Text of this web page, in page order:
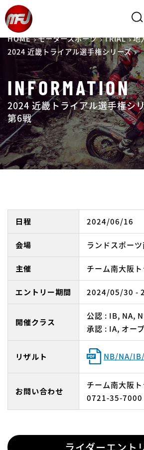
HOME モータースポーツ TRIAL
地
2024 近畿トライアル選手権シリーズ
INFORMATION
2024 近畿トライアル選手権シ
第6戦
日程 2024/06/16
会場 ランドスポー
主催 チーム南大阪
エントリー期間 2024/05/30 -
開催クラス
公認 : IB, NA,
承認 : IA, オー
リザルト NB/NA/
お問い合わせ
チーム南大阪
0721-35-7000